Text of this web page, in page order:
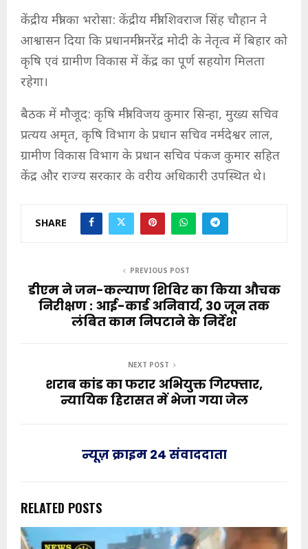
केंद्रीय मंत्री का भरोसा: केंद्रीय मंत्री शिवराज सिंह चौहान ने
आश्वासन दिया कि प्रधानमंत्री नरेंद्र मोदी के नेतृत्व में बिहार को
कृषि एवं ग्रामीण विकास में केंद्र का पूर्ण सहयोग मिलता
रहेगा।
बैठक में मौजूद: कृषि मंत्री विजय कुमार सिन्हा, मुख्य सचिव
प्रत्यय अमृत, कृषि विभाग के प्रधान सचिव नर्मदेश्वर लाल,
ग्रामीण विकास विभाग के प्रधान सचिव पंकज कुमार सहित
केंद्र और राज्य सरकार के वरीय अधिकारी उपस्थित थे।
SHARE
PREVIOUS POST
डीएम ने जन-कल्याण शिविर का किया औचक
निरीक्षण : आई-कार्ड अनिवार्य, 30 जून तक
लंबित काम निपटाने के निर्देश
NEXT POST
शराब कांड का फरार अभियुक्त गिरफ्तार,
न्यायिक हिरासत में भेजा गया जेल
न्यूज़ क्राइम 24 संवाददाता
RELATED POSTS